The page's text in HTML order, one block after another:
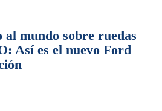
mundo sobre ruedas
Así es el nuevo Ford